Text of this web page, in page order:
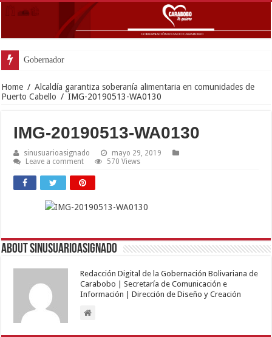
Gobernador Lacava anunció
Home / Alcaldía garantiza soberanía alimentaria en comunidades de
Puerto Cabello / IMG-20190513-WA0130
IMG-20190513-WA0130
sinusuarioasignado
mayo 29, 2019
Leave a comment
570 Views
About sinusuarioasignado
Redacción Digital de la Gobernación Bolivariana de
Carabobo | Secretaría de Comunicación e
Información | Dirección de Diseño y Creación